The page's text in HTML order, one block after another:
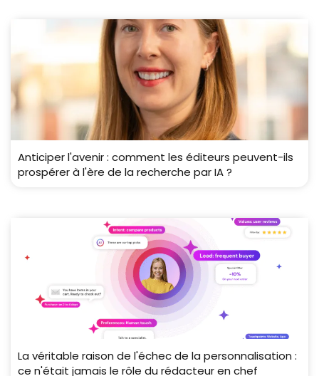
Anticiper l'avenir : comment les éditeurs peuvent-ils
prospérer à l'ère de la recherche par IA ?
La véritable raison de l'échec de la personnalisation :
ce n'était jamais le rôle du rédacteur en chef